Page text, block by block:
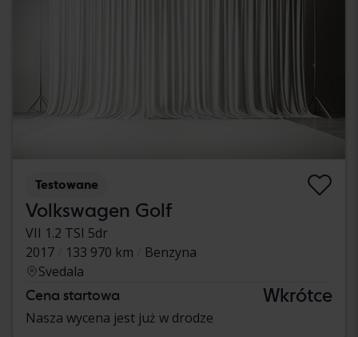
Testowane
Volkswagen Golf
VII 1.2 TSI 5dr
2017
133 970 km
Benzyna
Svedala
Cena startowa Wkrótce
Nasza wycena jest już w drodze